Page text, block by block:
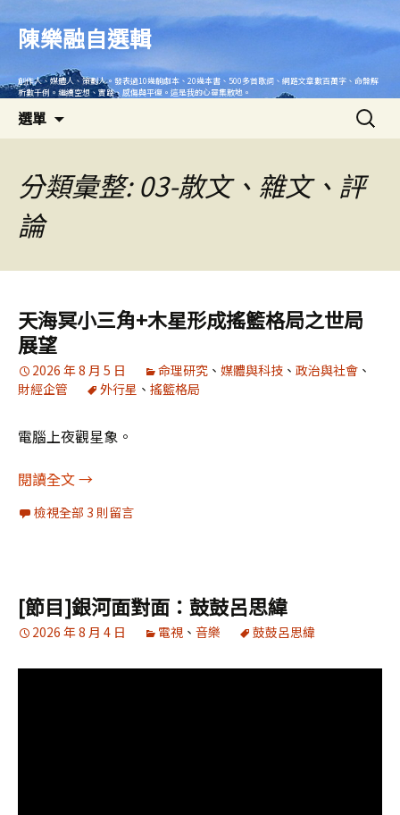
內
陳樂融自選輯
創作人、媒體人、策劃人。發表過10幾齣劇本、20幾本書、500多首歌詞、網路文章數百萬字、命盤解
析數千例。繼續空想、實踐、感傷與平復。這是我的心靈集散地。
選單
搜
尋
鍵
字:
分類彙整: 03-散文、雜文、評
論
天海冥小三角+木星形成搖籃格局之世局
展望
2026 年 8 月 5 日 命理研究 、 媒體與科技 、 政治與社會 、
財經企管
外行星 、 搖籃格局
電腦上夜觀星象。
閱讀全文天海冥小三角+木星形成搖籃格局之世局展望
→
檢視全部 3 則留言
[節目]銀河面對面：鼓鼓呂思緯
2026 年 8 月 4 日 電視 、 音樂 鼓鼓呂思緯